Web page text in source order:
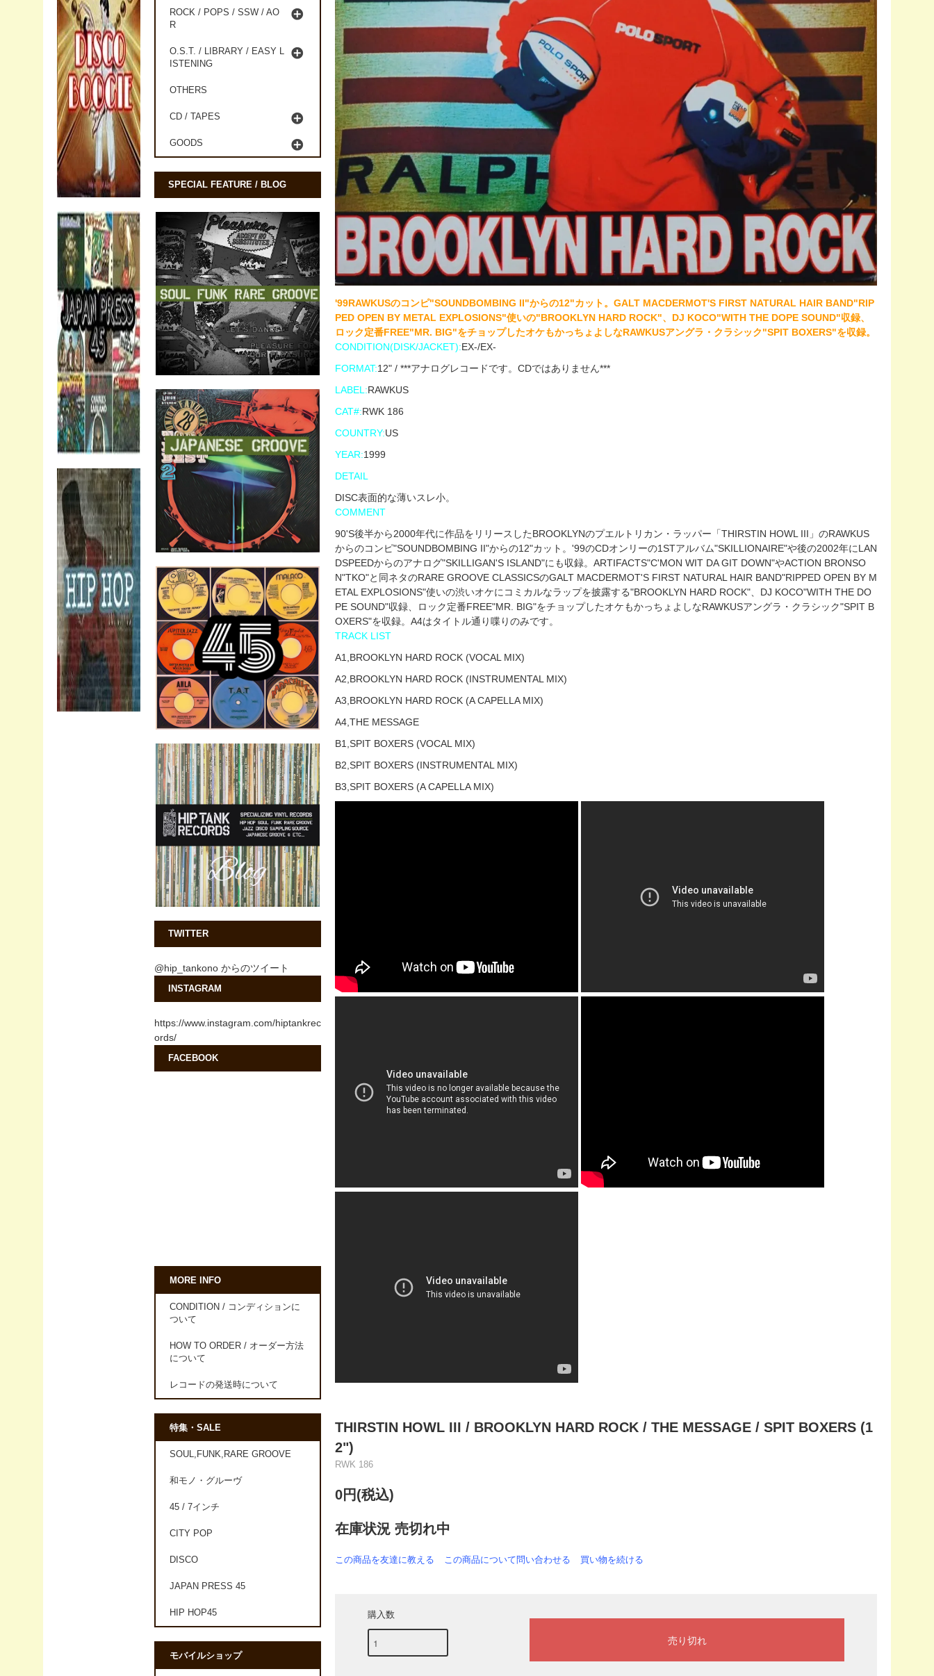
'99RAWKUSのコンピ"SOUNDBOMBING II"からの12"カット。GALT MACDERMOT'S FIRST NATURAL HAIR BAND"RIP
PED OPEN BY METAL EXPLOSIONS"使いの"BROOKLYN HARD ROCK"、DJ KOCO"WITH THE DOPE SOUND"収録、
ロック定番FREE"MR. BIG"をチョップしたオケもかっちょよしなRAWKUSアングラ・クラシック"SPIT BOXERS"を収録。
CONDITION(DISK/JACKET):EX-/EX-
FORMAT:12" / ***アナログレコードです。CDではありません***
LABEL:RAWKUS
CAT#:RWK 186
COUNTRY:US
YEAR:1999
DETAIL
DISC表面的な薄いスレ小。
COMMENT
90'S後半から2000年代に作品をリリースしたBROOKLYNのプエルトリカン・ラッパー「THIRSTIN HOWL III」のRAWKUS
からのコンピ"SOUNDBOMBING II"からの12"カット。'99のCDオンリーの1STアルバム"SKILLIONAIRE"や後の2002年にLAN
DSPEEDからのアナログ"SKILLIGAN'S ISLAND"にも収録。ARTIFACTS"C'MON WIT DA GIT DOWN"やACTION BRONSO
N"TKO"と同ネタのRARE GROOVE CLASSICSのGALT MACDERMOT'S FIRST NATURAL HAIR BAND"RIPPED OPEN BY M
ETAL EXPLOSIONS"使いの渋いオケにコミカルなラップを披露する"BROOKLYN HARD ROCK"、DJ KOCO"WITH THE DO
PE SOUND"収録、ロック定番FREE"MR. BIG"をチョップしたオケもかっちょよしなRAWKUSアングラ・クラシック"SPIT B
OXERS"を収録。A4はタイトル通り喋りのみです。
TRACK LIST
A1,BROOKLYN HARD ROCK (VOCAL MIX)
A2,BROOKLYN HARD ROCK (INSTRUMENTAL MIX)
A3,BROOKLYN HARD ROCK (A CAPELLA MIX)
A4,THE MESSAGE
B1,SPIT BOXERS (VOCAL MIX)
B2,SPIT BOXERS (INSTRUMENTAL MIX)
B3,SPIT BOXERS (A CAPELLA MIX)
THIRSTIN HOWL III ‎/ BROOKLYN HARD ROCK / THE MESSAGE / SPIT BOXERS (1
2")
RWK 186
0円(税込)
在庫状況 売切れ中
この商品を友達に教える この商品について問い合わせる 買い物を続ける
購入数
ROCK / POPS / SSW / AO
R
O.S.T. / LIBRARY / EASY L
ISTENING
OTHERS
CD / TAPES
GOODS
SPECIAL FEATURE / BLOG
TWITTER
@hip_tankono からのツイート
INSTAGRAM
https://www.instagram.com/hiptankrec
ords/
FACEBOOK
MORE INFO
CONDITION / コンディションに
ついて
HOW TO ORDER / オーダー方法
について
レコードの発送時について
特集・SALE
SOUL,FUNK,RARE GROOVE
和モノ・グルーヴ
45 / 7インチ
CITY POP
DISCO
JAPAN PRESS 45
HIP HOP45
モバイルショップ